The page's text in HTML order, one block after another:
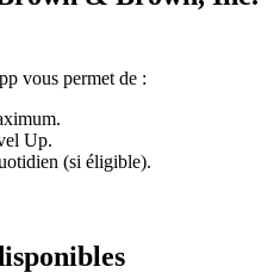
vous permet de :
Up.
(si éligible).